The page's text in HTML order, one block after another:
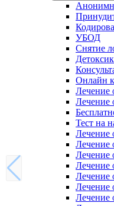
УБОД
Снятие
Онлайн
Лечение
Лечение
Тест на
Лечение
Лечение
Лечение
Лечение
Лечение
Лечение
Лечение